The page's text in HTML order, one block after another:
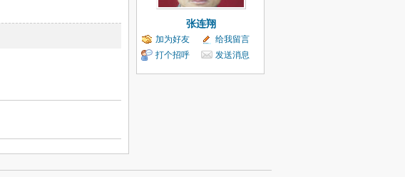
张连翔
加为好友
给我留言
打个招呼
发送消息